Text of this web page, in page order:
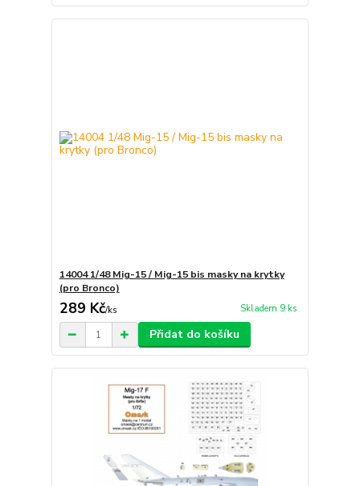
14004 1/48 Mig-15 / Mig-15 bis masky na krytky
(pro Bronco)
289 Kč/ks Skladem 9 ks
Přidat do košíku